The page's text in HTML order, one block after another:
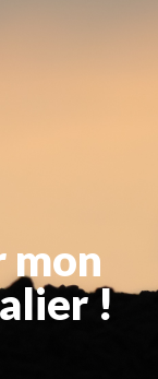
mon
!